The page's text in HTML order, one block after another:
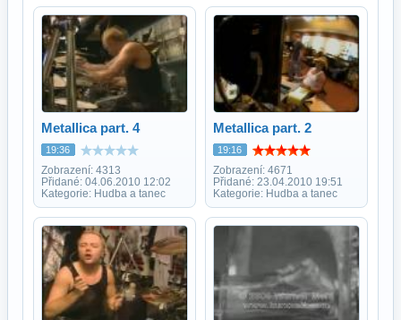
Metallica part. 4
19:36
Zobrazení: 4313
Přidané: 04.06.2010 12:02
Kategorie: Hudba a tanec
Metallica part. 2
19:16
Zobrazení: 4671
Přidané: 23.04.2010 19:51
Kategorie: Hudba a tanec